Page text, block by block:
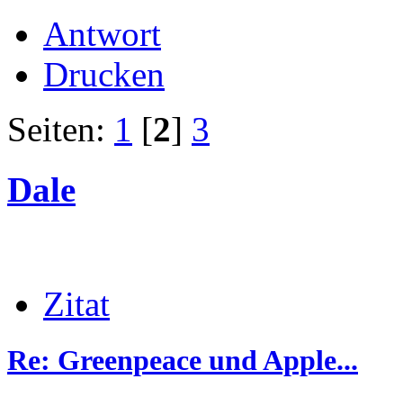
Antwort
Drucken
Seiten: 1 [2] 3
Dale
Zitat
Re: Greenpeace und Apple...